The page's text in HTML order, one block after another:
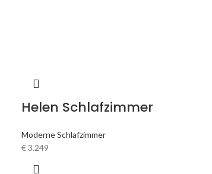
Helen Schlafzimmer
Moderne Schlafzimmer
€3.249